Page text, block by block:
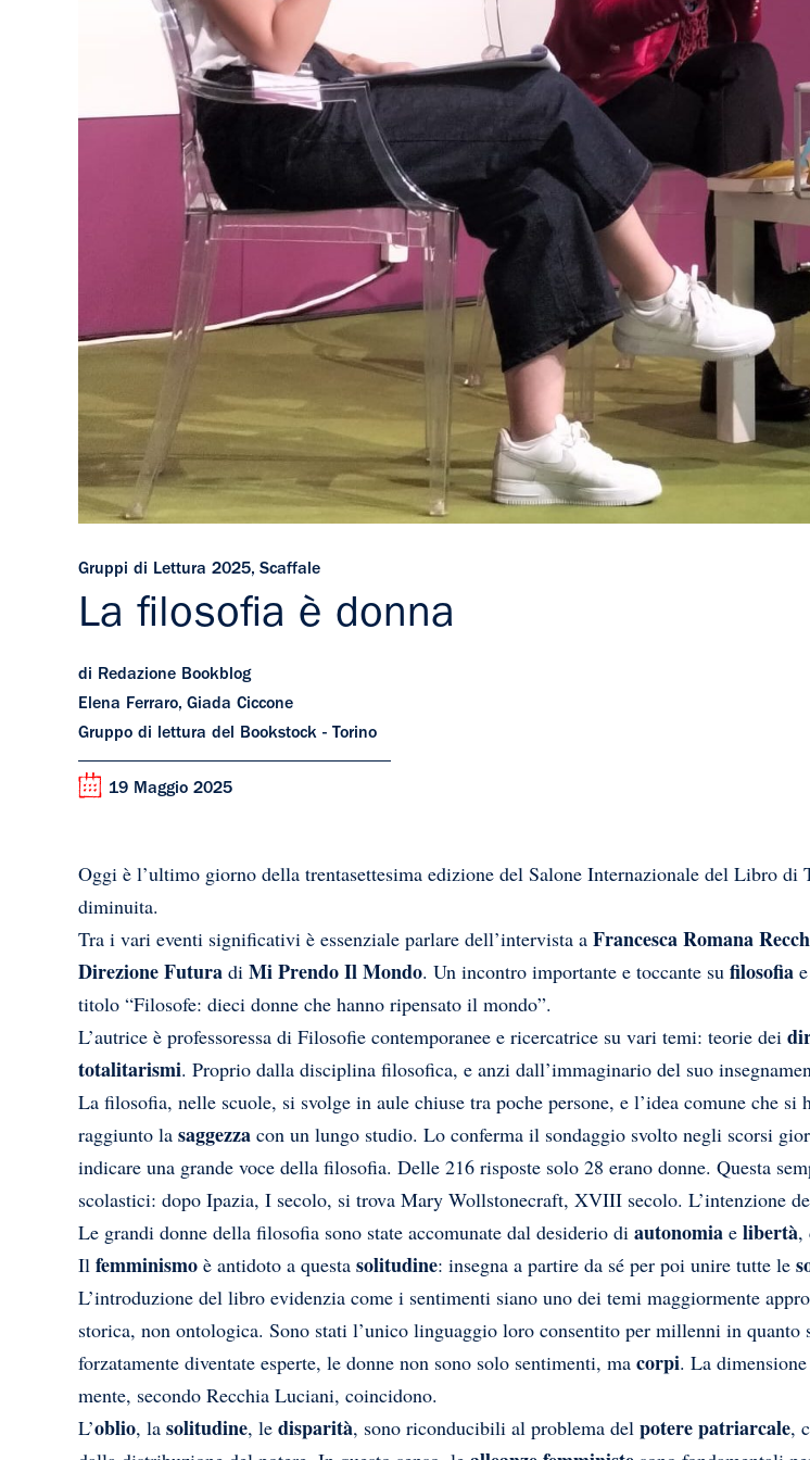
Gruppi di Lettura 2025, Scaffale
La filosofia è donna
di Redazione Bookblog
Elena Ferraro, Giada Ciccone
Gruppo di lettura del Bookstock - Torino
19 Maggio 2025
Oggi è l’ultimo giorno della trentasettesima edizione del Salone Internazionale del Libro di
diminuita.
Tra i vari eventi significativi è essenziale parlare dell’intervista a Francesca Romana
Direzione Futura di Mi Prendo Il Mondo. Un incontro importante e toccante su filosofia e
titolo “Filosofe: dieci donne che hanno ripensato il mondo”.
L’autrice è professoressa di Filosofie contemporanee e ricercatrice su vari temi: teorie dei
totalitarismi. Proprio dalla disciplina filosofica, e anzi dall’immaginario del suo
La filosofia, nelle scuole, si svolge in aule chiuse tra poche persone, e l’idea comune che
raggiunto la saggezza con un lungo studio. Lo conferma il sondaggio svolto negli scorsi
indicare una grande voce della filosofia. Delle 216 risposte solo 28 erano donne. Questa
scolastici: dopo Ipazia, I secolo, si trova Mary Wollstonecraft, XVIII secolo. L’intenzione
Le grandi donne della filosofia sono state accomunate dal desiderio di autonomia e libertà,
Il femminismo è antidoto a questa solitudine: insegna a partire da sé per poi unire tutte le
L’introduzione del libro evidenzia come i sentimenti siano uno dei temi maggiormente
storica, non ontologica. Sono stati l’unico linguaggio loro consentito per millenni in quanto
forzatamente diventate esperte, le donne non sono solo sentimenti, ma corpi. La
mente, secondo Recchia Luciani, coincidono.
L’oblio, la solitudine, le disparità, sono riconducibili al problema del potere patriarcale,